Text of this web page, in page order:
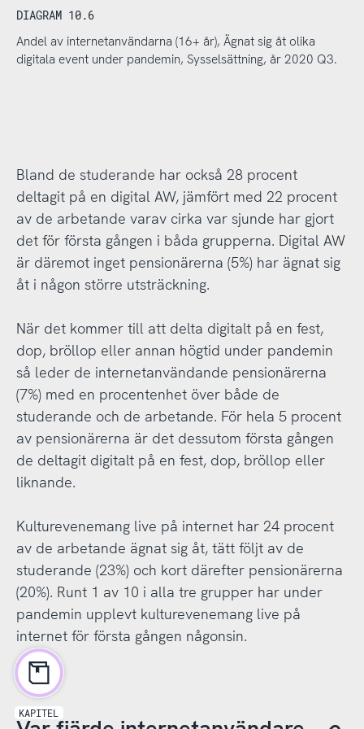
DIAGRAM 10.6
Andel av internetanvändarna (16+ år), Ägnat sig åt olika
digitala event under pandemin, Sysselsättning, år 2020 Q3.
Bland de studerande har också 28 procent
deltagit på en digital AW, jämfört med 22 procent
av de arbetande varav cirka var sjunde har gjort
det för första gången i båda grupperna. Digital AW
är däremot inget pensionärerna (5%) har ägnat sig
åt i någon större utsträckning.
När det kommer till att delta digitalt på en fest,
dop, bröllop eller annan högtid under pandemin
så leder de internetanvändande pensionärerna
(7%) med en procentenhet över både de
studerande och de arbetande. För hela 5 procent
av pensionärerna är det dessutom första gången
de deltagit digitalt på en fest, dop, bröllop eller
liknande.
Kulturevenemang live på internet har 24 procent
av de arbetande ägnat sig åt, tätt följt av de
studerande (23%) och kort därefter pensionärerna
(20%). Runt 1 av 10 i alla tre grupper har under
pandemin upplevt kulturevenemang live på
internet för första gången någonsin.
KAPITEL